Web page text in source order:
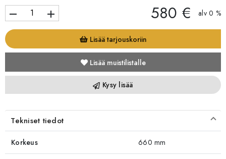
remove add 580 € alv 0 %
Lisää tarjouskoriin
Lisää muistilistalle
Kysy lisää
Tekniset tiedot
Korkeus 660 mm